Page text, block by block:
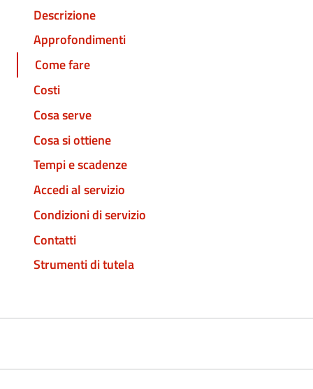
Descrizione
Approfondimenti
Come fare
Costi
Cosa serve
Cosa si ottiene
Tempi e scadenze
Accedi al servizio
Condizioni di servizio
Contatti
Strumenti di tutela